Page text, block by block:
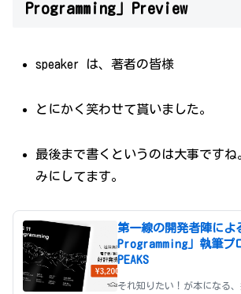
Programming」Preview
speaker は、著者の皆様
とにかく笑わせて貰いました。
最後まで書くというのは大事ですね
みにしてます。
第一線の開発者陣によ
Programming」執筆プ
PEAKS
それ知りたい！が本になる